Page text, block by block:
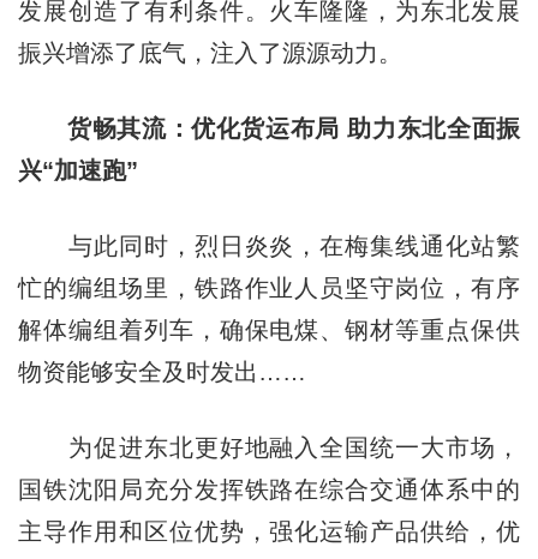
发展创造了有利条件。火车隆隆，为东北发展
振兴增添了底气，注入了源源动力。
货畅其流：优化货运布局 助力东北全面振
兴“加速跑”
与此同时，烈日炎炎，在梅集线通化站繁
忙的编组场里，铁路作业人员坚守岗位，有序
解体编组着列车，确保电煤、钢材等重点保供
物资能够安全及时发出……
为促进东北更好地融入全国统一大市场，
国铁沈阳局充分发挥铁路在综合交通体系中的
主导作用和区位优势，强化运输产品供给，优